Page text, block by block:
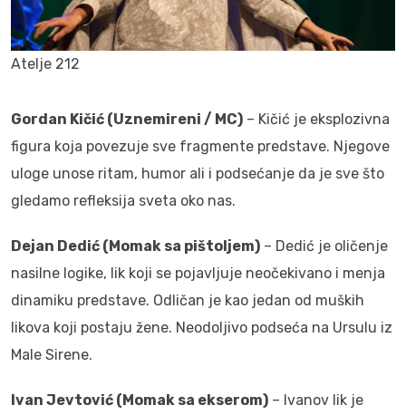
Atelje 212
Gordan Kičić (Uznemireni / MC) – Kičić je eksplozivna
figura koja povezuje sve fragmente predstave. Njegove
uloge unose ritam, humor ali i podsećanje da je sve što
gledamo refleksija sveta oko nas.
Dejan Dedić (Momak sa pištoljem) – Dedić je oličenje
nasilne logike, lik koji se pojavljuje neočekivano i menja
dinamiku predstave. Odličan je kao jedan od muških
likova koji postaju žene. Neodoljivo podseća na Ursulu iz
Male Sirene.
Ivan Jevtović (Momak sa ekserom) – Ivanov lik je